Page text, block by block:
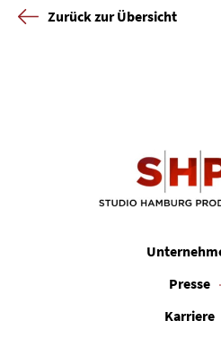
Zurück zur Übersicht
Presse
Karriere
Kontakt